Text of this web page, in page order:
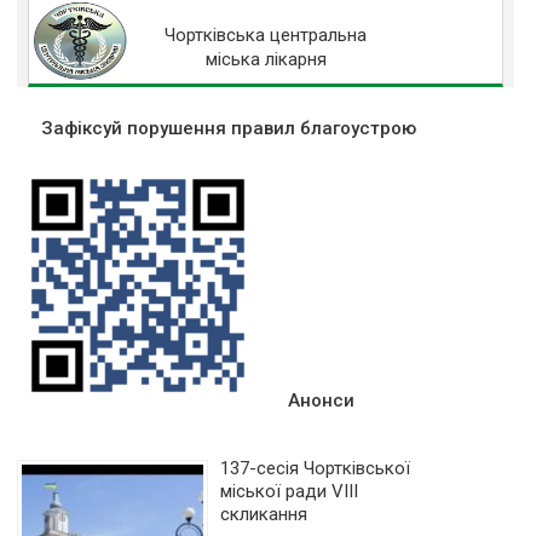
Чортківська центральна
міська лікарня
Зафіксуй порушення правил благоустрою
Анонси
137-сесія Чортківської
міської ради VIII
скликання